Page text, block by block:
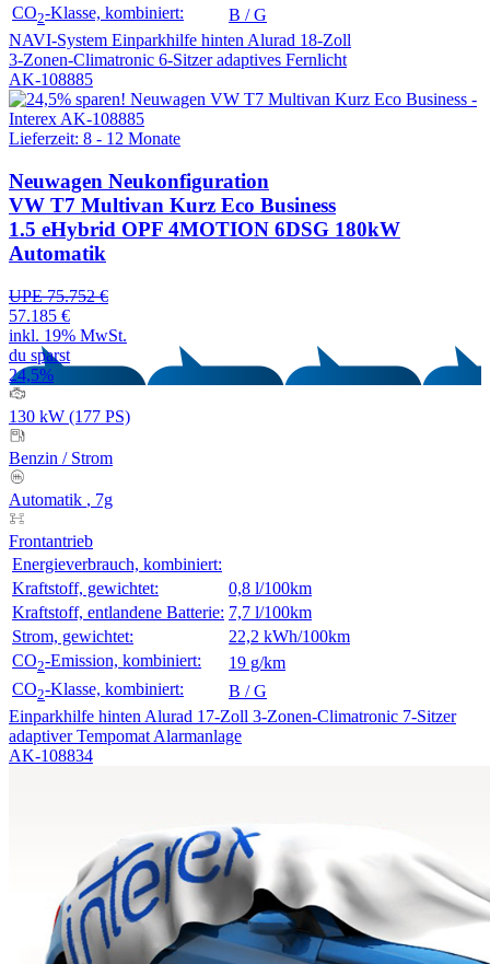
CO2-Klasse, kombiniert:
B / G
NAVI-System Einparkhilfe hinten Alurad 18-Zoll
3-Zonen-Climatronic 6-Sitzer adaptives Fernlicht
AK-108885
Lieferzeit: 8 - 12 Monate
Neuwagen Neukonfiguration
VW T7 Multivan Kurz Eco Business
1.5 eHybrid OPF 4MOTION 6DSG 180kW
Automatik
UPE 75.752 €
57.185 €
inkl. 19% MwSt.
du sparst
24,5%
130 kW (177 PS)
Benzin / Strom
Automatik , 7g
Frontantrieb
Energieverbrauch, kombiniert:
Kraftstoff, gewichtet:
0,8 l/100km
Kraftstoff, entlandene Batterie: 7,7 l/100km
Strom, gewichtet:
22,2 kWh/100km
CO2-Emission, kombiniert:
19 g/km
CO2-Klasse, kombiniert:
B / G
Einparkhilfe hinten Alurad 17-Zoll 3-Zonen-Climatronic 7-Sitzer
adaptiver Tempomat Alarmanlage
AK-108834